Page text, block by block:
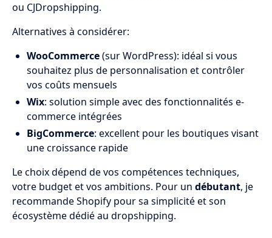
ou CJDropshipping.
Alternatives à considérer:
WooCommerce(sur WordPress): idéal si vous
souhaitez plus de personnalisation et contrôler
vos coûts mensuels
Wix: solution simple avec des fonctionnalités e-
commerce intégrées
BigCommerce: excellent pour les boutiques visant
une croissance rapide
Le choix dépend de vos compétences techniques,
votre budget et vos ambitions. Pour un débutant, je
recommande Shopify pour sa simplicité et son
écosystème dédié au dropshipping.